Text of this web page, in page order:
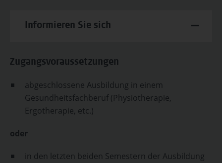
Informieren Sie sich
Zugangsvoraussetzungen
abgeschlossene Ausbildung in einem
Gesundheitsfachberuf (Physiotherapie,
Ergotherapie, etc.)
oder
in den letzten beiden Semestern der Ausbildung